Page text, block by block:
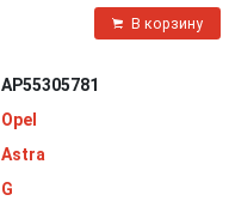
В корзину
AP55305781
Opel
Astra
G